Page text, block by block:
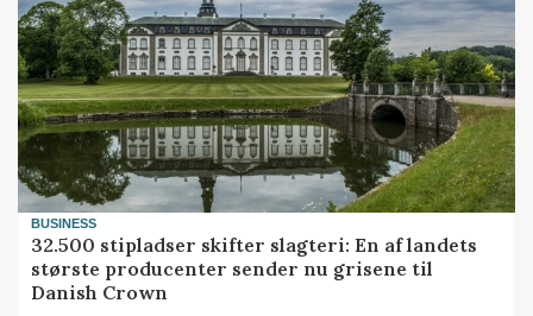
BUSINESS
32.500 stipladser skifter slagteri: En af landets
største producenter sender nu grisene til
Danish Crown